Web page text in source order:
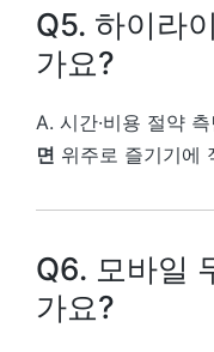
Q5. 하이라
가요?
A. 시간·비용 절약
면 위주로 즐기기에
Q6. 모바일
가요?